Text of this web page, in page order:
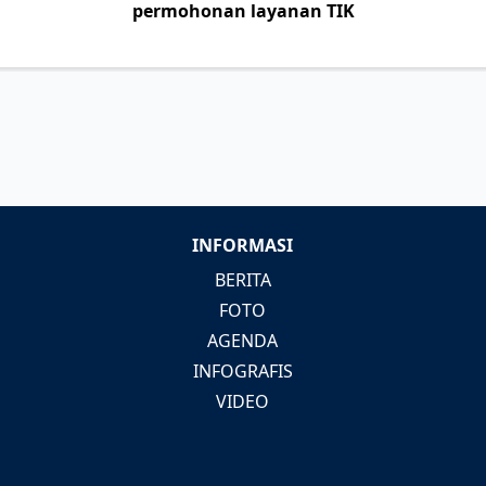
permohonan layanan TIK
INFORMASI
BERITA
FOTO
AGENDA
INFOGRAFIS
VIDEO